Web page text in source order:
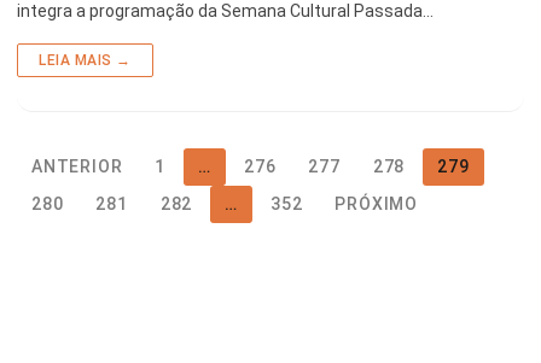
integra a programação da Semana Cultural Passada…
LEIA MAIS →
ANTERIOR 1 … 276 277 278
279
280
281 282 … 352 PRÓXIMO